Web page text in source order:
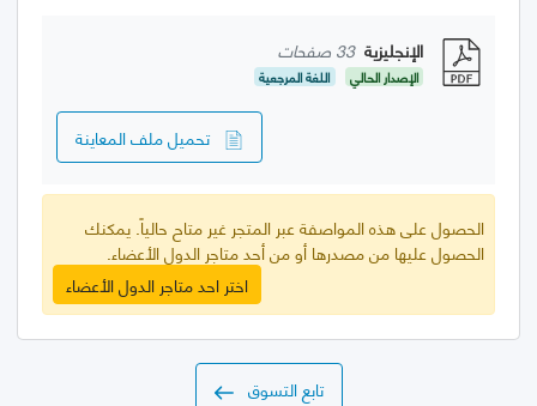
الإنجليزية 33 صفحات
الإصدار الحالي اللغة المرجعية
تحميل ملف المعاينة
الحصول على هذه المواصفة عبر المتجر غير متاح حالياً. يمكنك
الحصول عليها من مصدرها أو من أحد متاجر الدول الأعضاء.
اختر احد متاجر الدول الأعضاء
تابع التسوق